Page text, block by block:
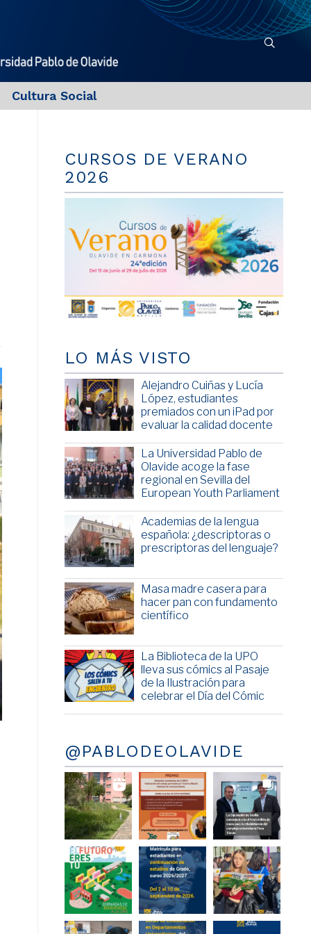
Cultura Social
CURSOS DE VERANO
2026
LO MÁS VISTO
Alejandro Cuiñas y Lucía
López, estudiantes
premiados con un iPad por
evaluar la calidad docente
La Universidad Pablo de
Olavide acoge la fase
regional en Sevilla del
European Youth Parliament
Academias de la lengua
española: ¿descriptoras o
prescriptoras del lenguaje?
Masa madre casera para
hacer pan con fundamento
científico
La Biblioteca de la UPO
lleva sus cómics al Pasaje
de la Ilustración para
celebrar el Día del Cómic
@PABLODEOLAVIDE